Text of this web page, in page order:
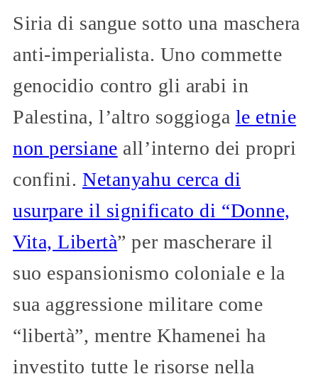
Siria di sangue sotto una maschera
anti-imperialista. Uno commette
genocidio contro gli arabi in
Palestina, l’altro soggioga le etnie
non persiane all’interno dei propri
confini.Netanyahu cerca di
usurpare il significato di “Donne,
Vita, Libertà” per mascherare il
suo espansionismo coloniale e la
sua aggressione militare come
“libertà”, mentre Khamenei ha
investito tutte le risorse nella